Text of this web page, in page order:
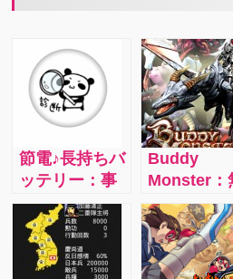
節電♪長持ちバ
ッテリー：事
前に節電対策
をすることに
よって、スマ
ホの電池を長
Buddy
Monster：
課金でも遊
る！これが
当にハマり
す！